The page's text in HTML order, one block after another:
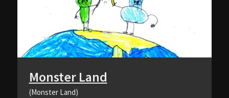
Monster Land
(Monster Land)